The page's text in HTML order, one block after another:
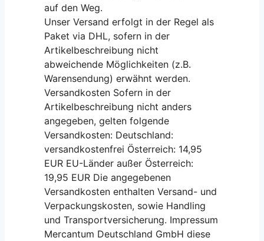
auf den Weg.
Unser Versand erfolgt in der Regel als
Paket via DHL, sofern in der
Artikelbeschreibung nicht
abweichende Möglichkeiten (z.B.
Warensendung) erwähnt werden.
Versandkosten Sofern in der
Artikelbeschreibung nicht anders
angegeben, gelten folgende
Versandkosten: Deutschland:
versandkostenfrei Österreich: 14,95
EUR EU-Länder außer Österreich:
19,95 EUR Die angegebenen
Versandkosten enthalten Versand- und
Verpackungskosten, sowie Handling
und Transportversicherung. Impressum
Mercantum Deutschland GmbH diese